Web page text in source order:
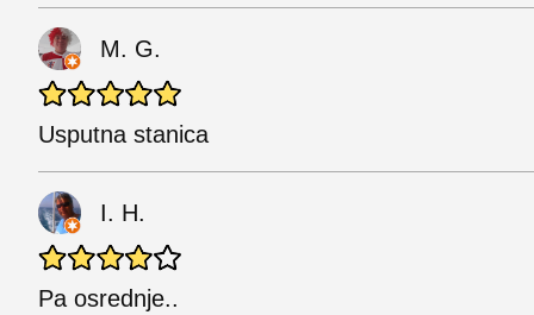
M. G.
Usputna stanica
I. H.
Pa osrednje..